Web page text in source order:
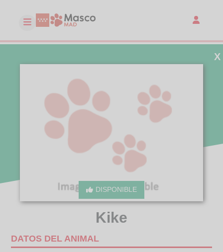
DISPONIBLE
X
Kike
DATOS DEL ANIMAL